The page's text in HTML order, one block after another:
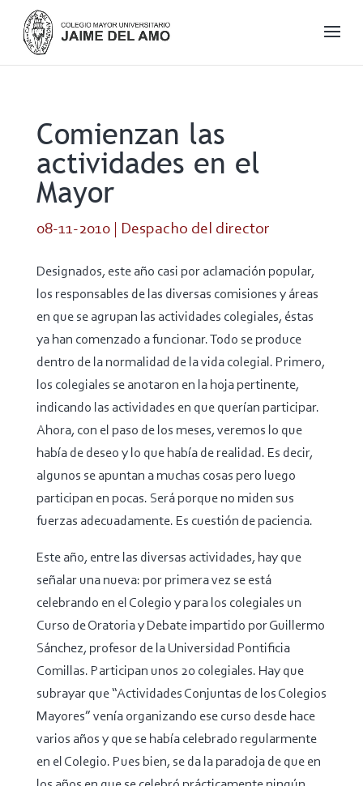
Comienzan las
actividades en el
Mayor
08-11-2010| Despacho del director
Designados, este año casi por aclamación popular,
los responsables de las diversas comisiones y áreas
en que se agrupan las actividades colegiales, éstas
ya han comenzado a funcionar. Todo se produce
dentro de la normalidad de la vida colegial. Primero,
los colegiales se anotaron en la hoja pertinente,
indicando las actividades en que querían participar.
Ahora, con el paso de los meses, veremos lo que
había de deseo y lo que había de realidad. Es decir,
algunos se apuntan a muchas cosas pero luego
participan en pocas. Será porque no miden sus
fuerzas adecuadamente. Es cuestión de paciencia.
Este año, entre las diversas actividades, hay que
señalar una nueva: por primera vez se está
celebrando en el Colegio y para los colegiales un
Curso de Oratoria y Debate impartido por Guillermo
Sánchez, profesor de la Universidad Pontificia
Comillas. Participan unos 20 colegiales. Hay que
subrayar que “Actividades Conjuntas de los Colegios
Mayores” venía organizando ese curso desde hace
varios años y que se había celebrado regularmente
en el Colegio. Pues bien, se da la paradoja de que en